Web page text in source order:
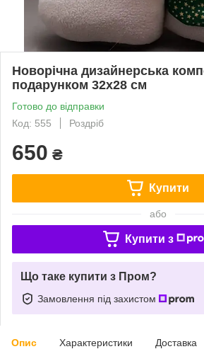
Новорічна дизайнерська
подарунком 32х28 см
Готово до відправки
Код: 555
Роздріб
650 ₴
Купити
або
Купити з
Що таке купити з Пром?
Замовлення під захистом
Опис Характеристики Доставка